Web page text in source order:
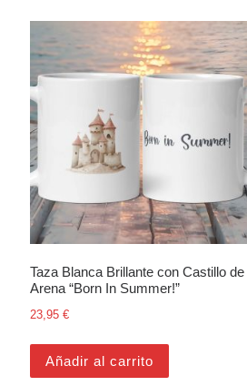
Taza Blanca Brillante con Castillo de
Arena “Born In Summer!”
23,95 €
Añadir al carrito